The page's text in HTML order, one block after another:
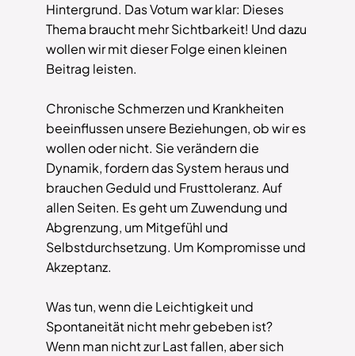
Hintergrund. Das Votum war klar: Dieses
Thema braucht mehr Sichtbarkeit! Und dazu
wollen wir mit dieser Folge einen kleinen
Beitrag leisten.
Chronische Schmerzen und Krankheiten
beeinflussen unsere Beziehungen, ob wir es
wollen oder nicht. Sie verändern die
Dynamik, fordern das System heraus und
brauchen Geduld und Frusttoleranz. Auf
allen Seiten. Es geht um Zuwendung und
Abgrenzung, um Mitgefühl und
Selbstdurchsetzung. Um Kompromisse und
Akzeptanz.
Was tun, wenn die Leichtigkeit und
Spontaneität nicht mehr gebeben ist?
Wenn man nicht zur Last fallen, aber sich